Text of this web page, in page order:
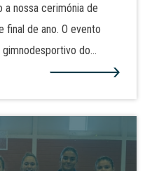
a nossa cerimónia de
final de ano. O evento
do
e São Vicente da
de judo tanto no
na nossa galeria!